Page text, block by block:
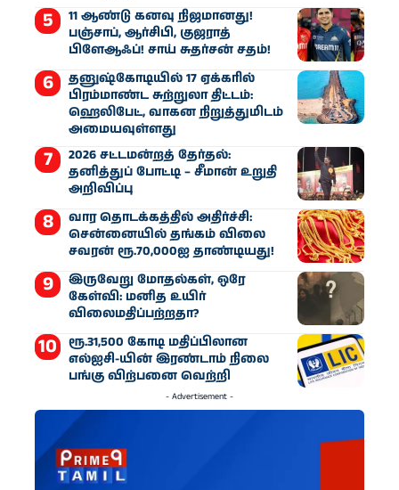
11 ஆண்டு கனவு நிஜமானது!
பஞ்சாப், ஆர்சிபி, குஜராத்
பிளேஆஃப்! சாய் சுதர்சன் சதம்!
தனுஷ்கோடியில் 17 ஏக்கரில்
பிரம்மாண்ட சுற்றுலா திட்டம்:
ஹெலிபேட், வாகன நிறுத்துமிடம்
அமையவுள்ளது
2026 சட்டமன்றத் தேர்தல்:
தனித்துப் போட்டி – சீமான் உறுதி
அறிவிப்பு
வார தொடக்கத்தில் அதிர்ச்சி:
சென்னையில் தங்கம் விலை
சவரன் ரூ.70,000ஐ தாண்டியது!
இருவேறு மோதல்கள், ஒரே
கேள்வி: மனித உயிர்
விலைமதிப்பற்றதா?
ரூ.31,500 கோடி மதிப்பிலான
எல்ஐசி-​யின் இரண்​டாம் நிலை
பங்கு விற்பனை வெற்றி
- Advertisement -